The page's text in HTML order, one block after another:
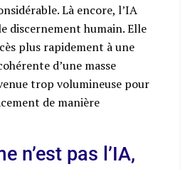
Là encore, l’IA
discernement humain. Elle
plus rapidement à une
d’une masse
trop volumineuse pour
de manière
n’est pas l’IA,